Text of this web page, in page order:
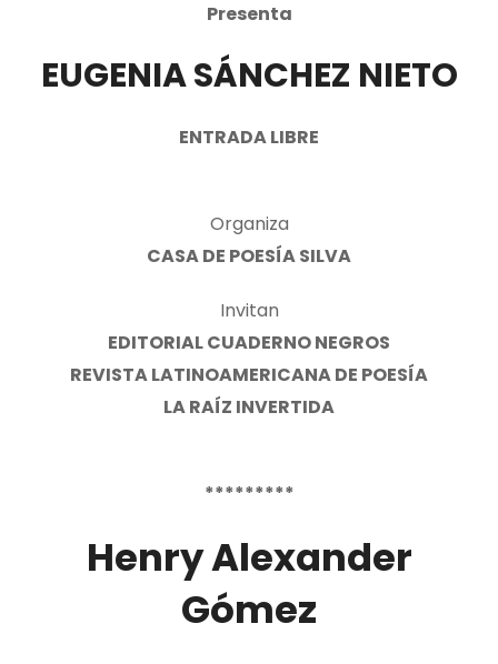
Presenta
EUGENIA SÁNCHEZ NIETO
ENTRADA LIBRE
Organiza
CASA DE POESÍA SILVA
Invitan
EDITORIAL CUADERNO NEGROS
REVISTA LATINOAMERICANA DE POESÍA
LA RAÍZ INVERTIDA
*********
Henry Alexander
Gómez